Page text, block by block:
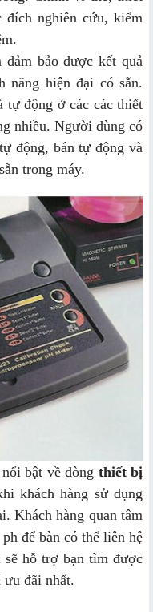
nghiên cứu, kiểm
đảm bảo được kết quả
năng hiện đại có sẵn.
tự động ở các các thiết
nhiều. Người dùng có
động, bán tự động và
trong máy.
bật về dòng thiết bị
khách hàng sử dụng
Khách hàng quan tâm
để bàn có thể liên hệ
hỗ trợ bạn tìm được
đãi nhất.